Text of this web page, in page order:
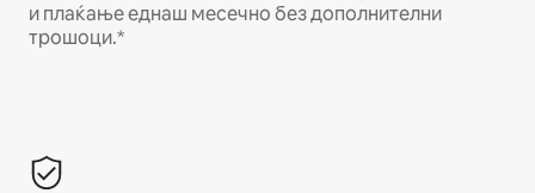
и плаќање еднаш месечно без дополнителни
трошоци.*